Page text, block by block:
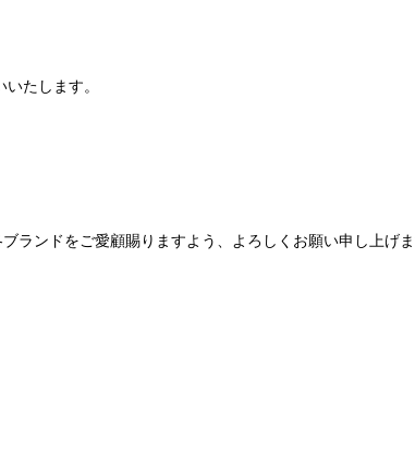
たします。
ンドをご愛顧賜りますよう、よろしくお願い申し上げま